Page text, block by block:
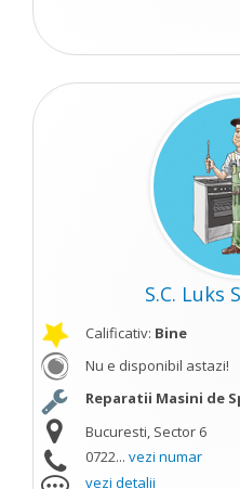
S.C. Luks
Calificativ: Bine
Nu e disponibil astazi!
Reparatii Masini de
Bucuresti, Sector 6
0722... vezi numar
vezi detalii